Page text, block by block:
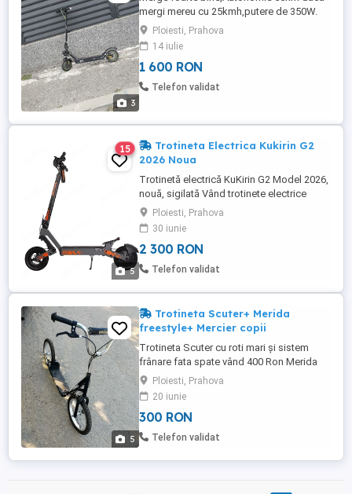
3
mergi mereu cu 25kmh,putere de 350W.
Alte detalii în privat!
Ploiesti, Prahova
14 iulie
1 600 RON
Telefon validat
5
15
Trotineta Electrica Kukirin G2
2026 Noua
Trotinetă electrică KuKirin G2 Model 2026,
nouă, sigilată Vând trotinete electrice
KuKirin G2, model 2026, noi, sigilate, cu
toate accesoriile originale și ambalajul din
fabrică. Acesta este modelul nou, 2026,
care vine echipat cu: Discuri de frână de
160mm Stop spate upgradat Alte ...
Ploiesti, Prahova
30 iunie
2 300 RON
Telefon validat
5
Trotineta Scuter+ Merida
freestyle+ Mercier copii
Trotineta Scuter cu roti mari și sistem
frânare fata spate vând 400 Ron Merida
freestyle roti 20 impecabila preț 450 Ron
Mercier cu suspensie pentru copii 5 9 ani
roti pe 20 impecabil . Preț 300 ron
Ploiesti, Prahova
20 iunie
300 RON
Telefon validat